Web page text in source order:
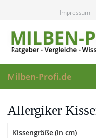
content
Impressum
Milben-Profi.de
Allergiker
Kissengröße (in cm)